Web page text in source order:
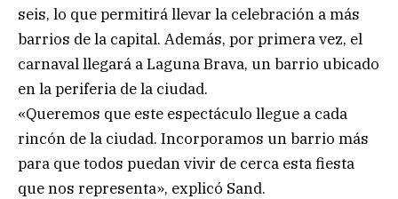
seis, lo que permitirá llevar la celebración a más
barrios de la capital. Además, por primera vez, el
carnaval llegará a Laguna Brava, un barrio ubicado
en la periferia de la ciudad.
«Queremos que este espectáculo llegue a cada
rincón de la ciudad. Incorporamos un barrio más
para que todos puedan vivir de cerca esta fiesta
que nos representa», explicó Sand.